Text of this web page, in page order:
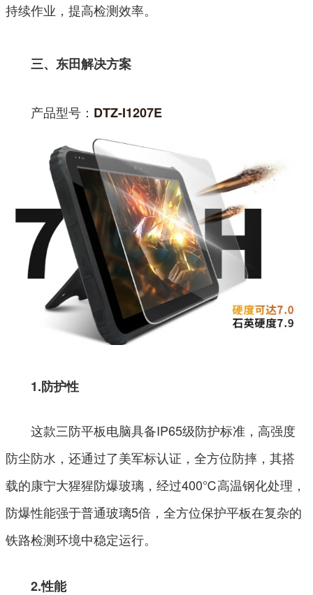
持续作业，提高检测效率。
三、东田解决方案
产品型号： DTZ-I1207E
1.防护性
这款三防平板电脑具备IP65级防护标准，高强度
防尘防水，还通过了美军标认证，全方位防摔，其搭
载的康宁大猩猩防爆玻璃，经过400℃高温钢化处理，
防爆性能强于普通玻璃5倍，全方位保护平板在复杂的
铁路检测环境中稳定运行。
2.性能